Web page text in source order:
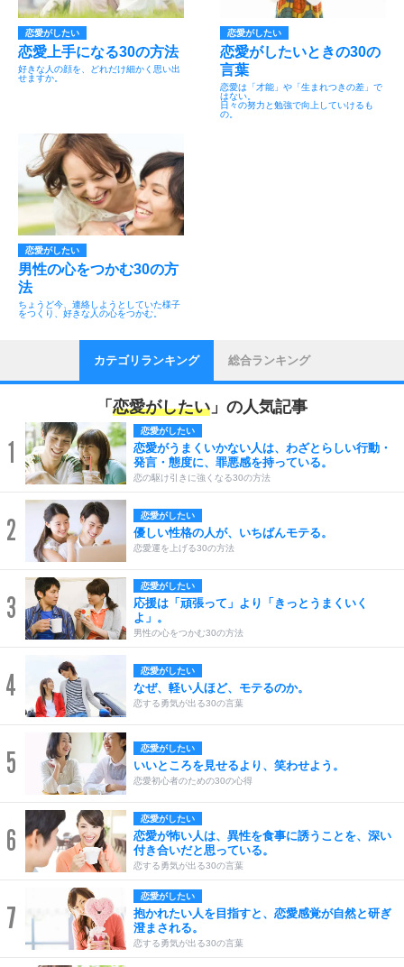
恋愛がしたい
恋愛上手になる30の方法
好きな人の顔を、どれだけ細かく思い出
せますか。
恋愛がしたい
恋愛がしたいときの30の
言葉
恋愛は「才能」や「生まれつきの差」で
はない。
日々の努力と勉強で向上していけるも
の。
恋愛がしたい
男性の心をつかむ30の方
法
ちょうど今、連絡しようとしていた様子
をつくり、好きな人の心をつかむ。
カテゴリランキング 総合ランキング
「 恋愛がしたい 」の人気記事
1
恋愛がしたい
恋愛がうまくいかない人は、わざとらしい行動・
発言・態度に、罪悪感を持っている。
恋の駆け引きに強くなる30の方法
2 恋愛がしたい
優しい性格の人が、いちばんモテる。
恋愛運を上げる30の方法
3
恋愛がしたい
応援は「頑張って」より「きっとうまくいく
よ」。
男性の心をつかむ30の方法
4 恋愛がしたい
なぜ、軽い人ほど、モテるのか。
恋する勇気が出る30の言葉
5 恋愛がしたい
いいところを見せるより、笑わせよう。
恋愛初心者のための30の心得
6
恋愛がしたい
恋愛が怖い人は、異性を食事に誘うことを、深い
付き合いだと思っている。
恋する勇気が出る30の言葉
7
恋愛がしたい
抱かれたい人を目指すと、恋愛感覚が自然と研ぎ
澄まされる。
恋する勇気が出る30の言葉